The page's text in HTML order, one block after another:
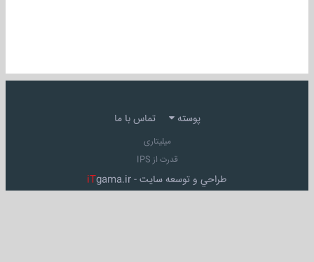
پوسته تماس با ما
میلیتاری
قدرت از IPS
طراحي و توسعه سايت - iTgama.ir